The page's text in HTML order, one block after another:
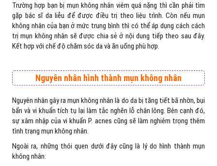
Trường hợp bạn bị mụn không nhân viêm quá nặng thì cần phải tìm
gặp bác sĩ da liễu để được điều trị theo liệu trình. Còn nếu mụn
không nhân của bạn ở mức trung bình thì có thể áp dụng cách cách
trị mụn không nhân sẽ được chia sẻ ở nội dung tiếp theo sau đây.
Kết hợp với chế độ chăm sóc da và ăn uống phù hợp.
Nguyên nhân hình thành mụn không nhân
Nguyên nhân gây ra mụn không nhân là do da bị tăng tiết bã nhờn, bụi
bẩn và vi khuẩn tích tụ lại làm tắc nghẽn lỗ chân lông. Bên cạnh đó,
sự xâm nhập của vi khuẩn P. acnes cũng sẽ làm nghiêm trọng thêm
tình trạng mụn không nhân.
Ngoài ra, những thói quen dưới đây cũng là lý do hình thành mụn
không nhân: